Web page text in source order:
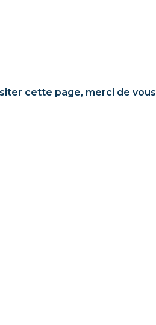
cette page, merci de vous